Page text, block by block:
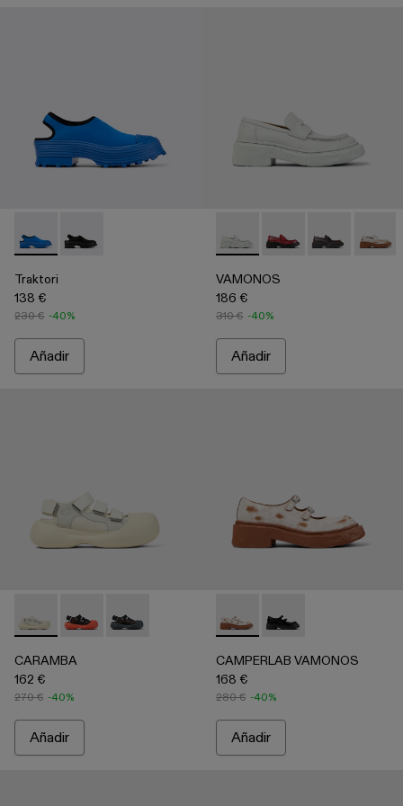
Traktori - A500021-002 - Zueco de tejido azul
Traktori - A500021-001
Traktori
138 €
230 € -40%
Añadir
VAMONOS - A500023-016
VAMONOS -VAMONOS -
VAMONOS
186 €
310 € -40%
Añadir
CARAMBA - A500053-004 - White
CARAMBA - A500053-005
CARAMBA - A500053-001
CARAMBA
162 €
270 € -40%
Añadir
CAMPERLAB VAMONOS -
CAMPERLAB
CAMPERLAB VAMONOS
168 €
280 € -40%
Añadir